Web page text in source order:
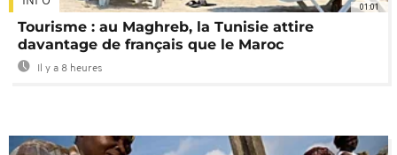
01:01
Tourisme : au Maghreb, la Tunisie attire
davantage de français que le Maroc
Il y a 8 heures